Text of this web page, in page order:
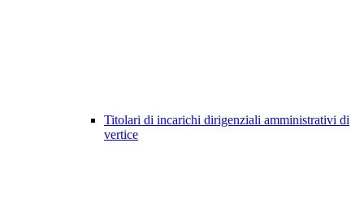
Titolari di incarichi dirigenziali amministrativi di
vertice